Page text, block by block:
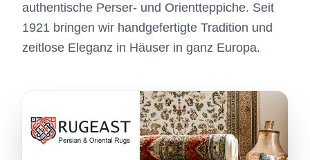
authentische Perser- und Orientteppiche. Seit
1921 bringen wir handgefertigte Tradition und
zeitlose Eleganz in Häuser in ganz Europa.